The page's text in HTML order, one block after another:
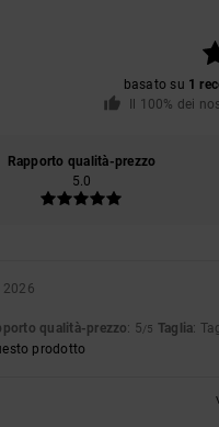
basato su 1
Il 100% dei
Rapporto qualità-prezzo
5.0
2026
qualità-prezzo: 5/5 Taglia:
prodotto